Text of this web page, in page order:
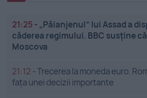
21:25 - „Păianjenul” lui Assad a
căderea regimului. BBC susține
Moscova
21:12 -Trecerea la moneda euro.
fața unei decizii importante